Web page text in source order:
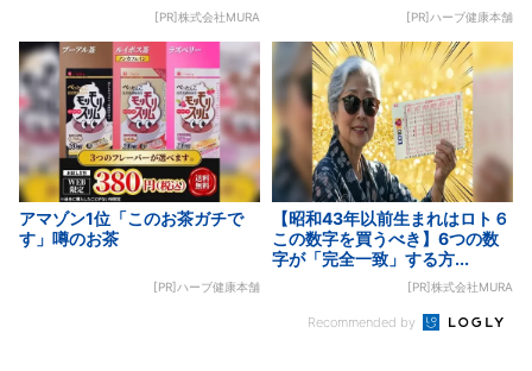
[PR]株式会社MURA [PR]ハーブ健康本舗
アマゾン1位「このお茶ガチで
す」噂のお茶
[PR]ハーブ健康本舗
【昭和43年以前生まれはロト６
この数字を買うべき】6つの数
字が「完全一致」する方...
[PR]株式会社MURA
Recommended by